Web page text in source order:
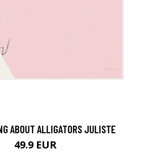
ABOUT ALLIGATORS JULISTE
49.9 EUR